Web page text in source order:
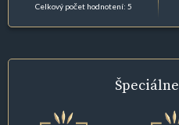
Celkový počet hodnotení: 5
Špeciálne